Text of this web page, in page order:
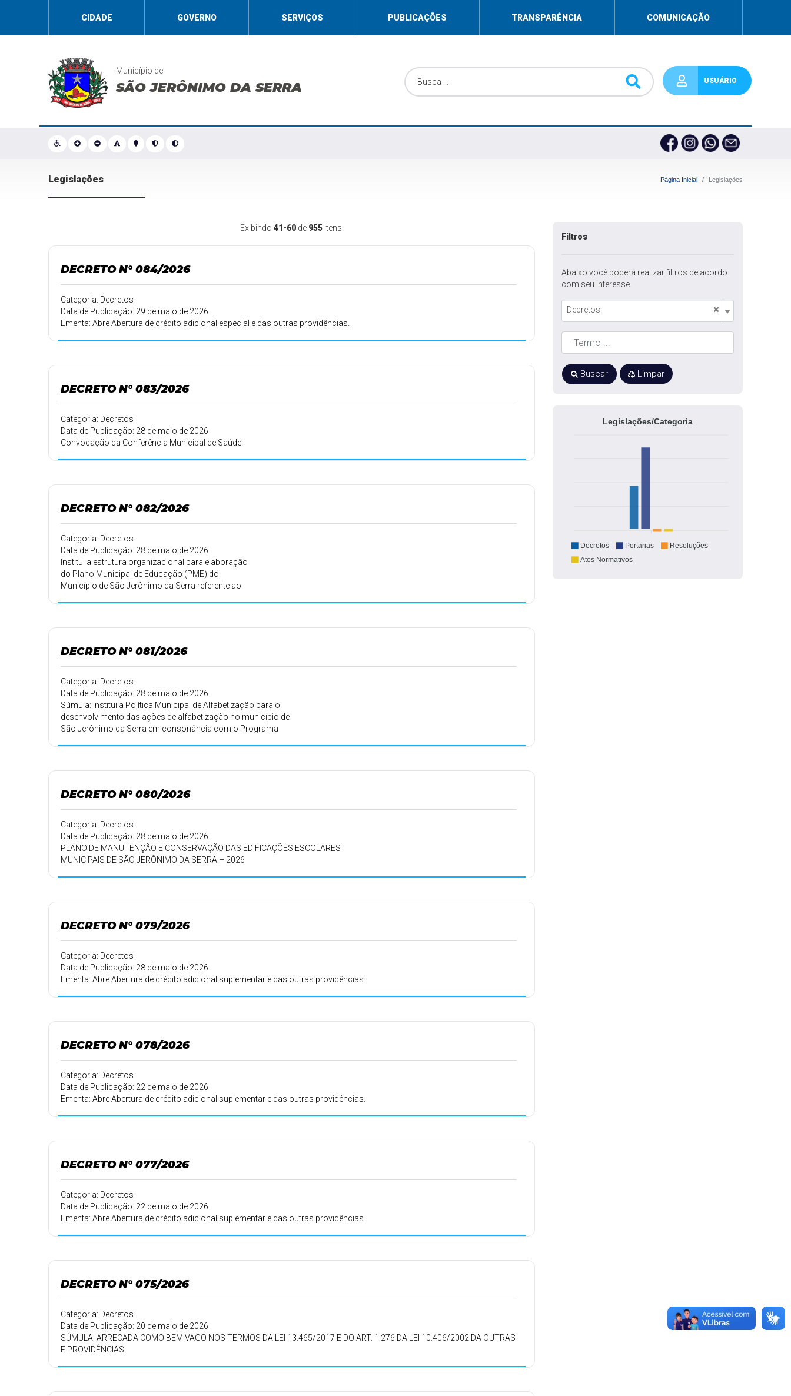
CIDADE GOVERNO SERVIÇOS PUBLICAÇÕES TRANSPARÊNCIA COMUNICAÇÃO
Município de
SÃO JERÔNIMO DA SERRA USUÁRIO
Legislações Página Inicial Legislações
Exibindo 41-60de 955itens.
DECRETO N° 084/2026
Categoria: Decretos
Data de Publicação: 29 de maio de 2026
Ementa: Abre Abertura de crédito adicional especial e das outras providências.
DECRETO N° 083/2026
Categoria: Decretos
Data de Publicação: 28 de maio de 2026
Convocação da Conferência Municipal de Saúde.
DECRETO N° 082/2026
Categoria: Decretos
Data de Publicação: 28 de maio de 2026
Institui a estrutura organizacional para elaboração
do Plano Municipal de Educação (PME) do
Município de São Jerônimo da Serra referente ao
DECRETO N° 081/2026
Categoria: Decretos
Data de Publicação: 28 de maio de 2026
Súmula: Institui a Política Municipal de Alfabetização para o
desenvolvimento das ações de alfabetização no município de
São Jerônimo da Serra em consonância com o Programa
DECRETO N° 080/2026
Categoria: Decretos
Data de Publicação: 28 de maio de 2026
PLANO DE MANUTENÇÃO E CONSERVAÇÃO DAS EDIFICAÇÕES ESCOLARES
MUNICIPAIS DE SÃO JERÔNIMO DA SERRA – 2026
DECRETO N° 079/2026
Categoria: Decretos
Data de Publicação: 28 de maio de 2026
Ementa: Abre Abertura de crédito adicional suplementar e das outras providências.
DECRETO N° 078/2026
Categoria: Decretos
Data de Publicação: 22 de maio de 2026
Ementa: Abre Abertura de crédito adicional suplementar e das outras providências.
DECRETO N° 077/2026
Categoria: Decretos
Data de Publicação: 22 de maio de 2026
Ementa: Abre Abertura de crédito adicional suplementar e das outras providências.
DECRETO N° 075/2026
Categoria: Decretos
Data de Publicação: 20 de maio de 2026
SÚMULA: ARRECADA COMO BEM VAGO NOS TERMOS DA LEI 13.465/2017 E DO ART. 1.276 DA LEI 10.406/2002 DA OUTRAS
E PROVIDÊNCIAS.
Filtros
Abaixo você poderá realizar filtros de acordo
com seu interesse.
×
Decretos
Buscar Limpar
Legislações/Categoria
Decretos Portarias
Resoluções
Atos Normativos